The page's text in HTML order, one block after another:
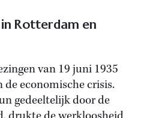
Rotterdam en
van 19 juni 1935
economische crisis.
gedeeltelijk door de